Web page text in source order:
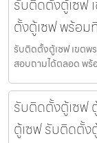
รับติดตั้งตู้เซฟ
ตั้งตู้เซฟ พร้อม
รับติดตั้งตู้เซฟ เขตพ
สอบถามได้ตลอด พร้
รับติดตั้งตู้เซฟ
ตู้เซฟ รับติดตั้ง